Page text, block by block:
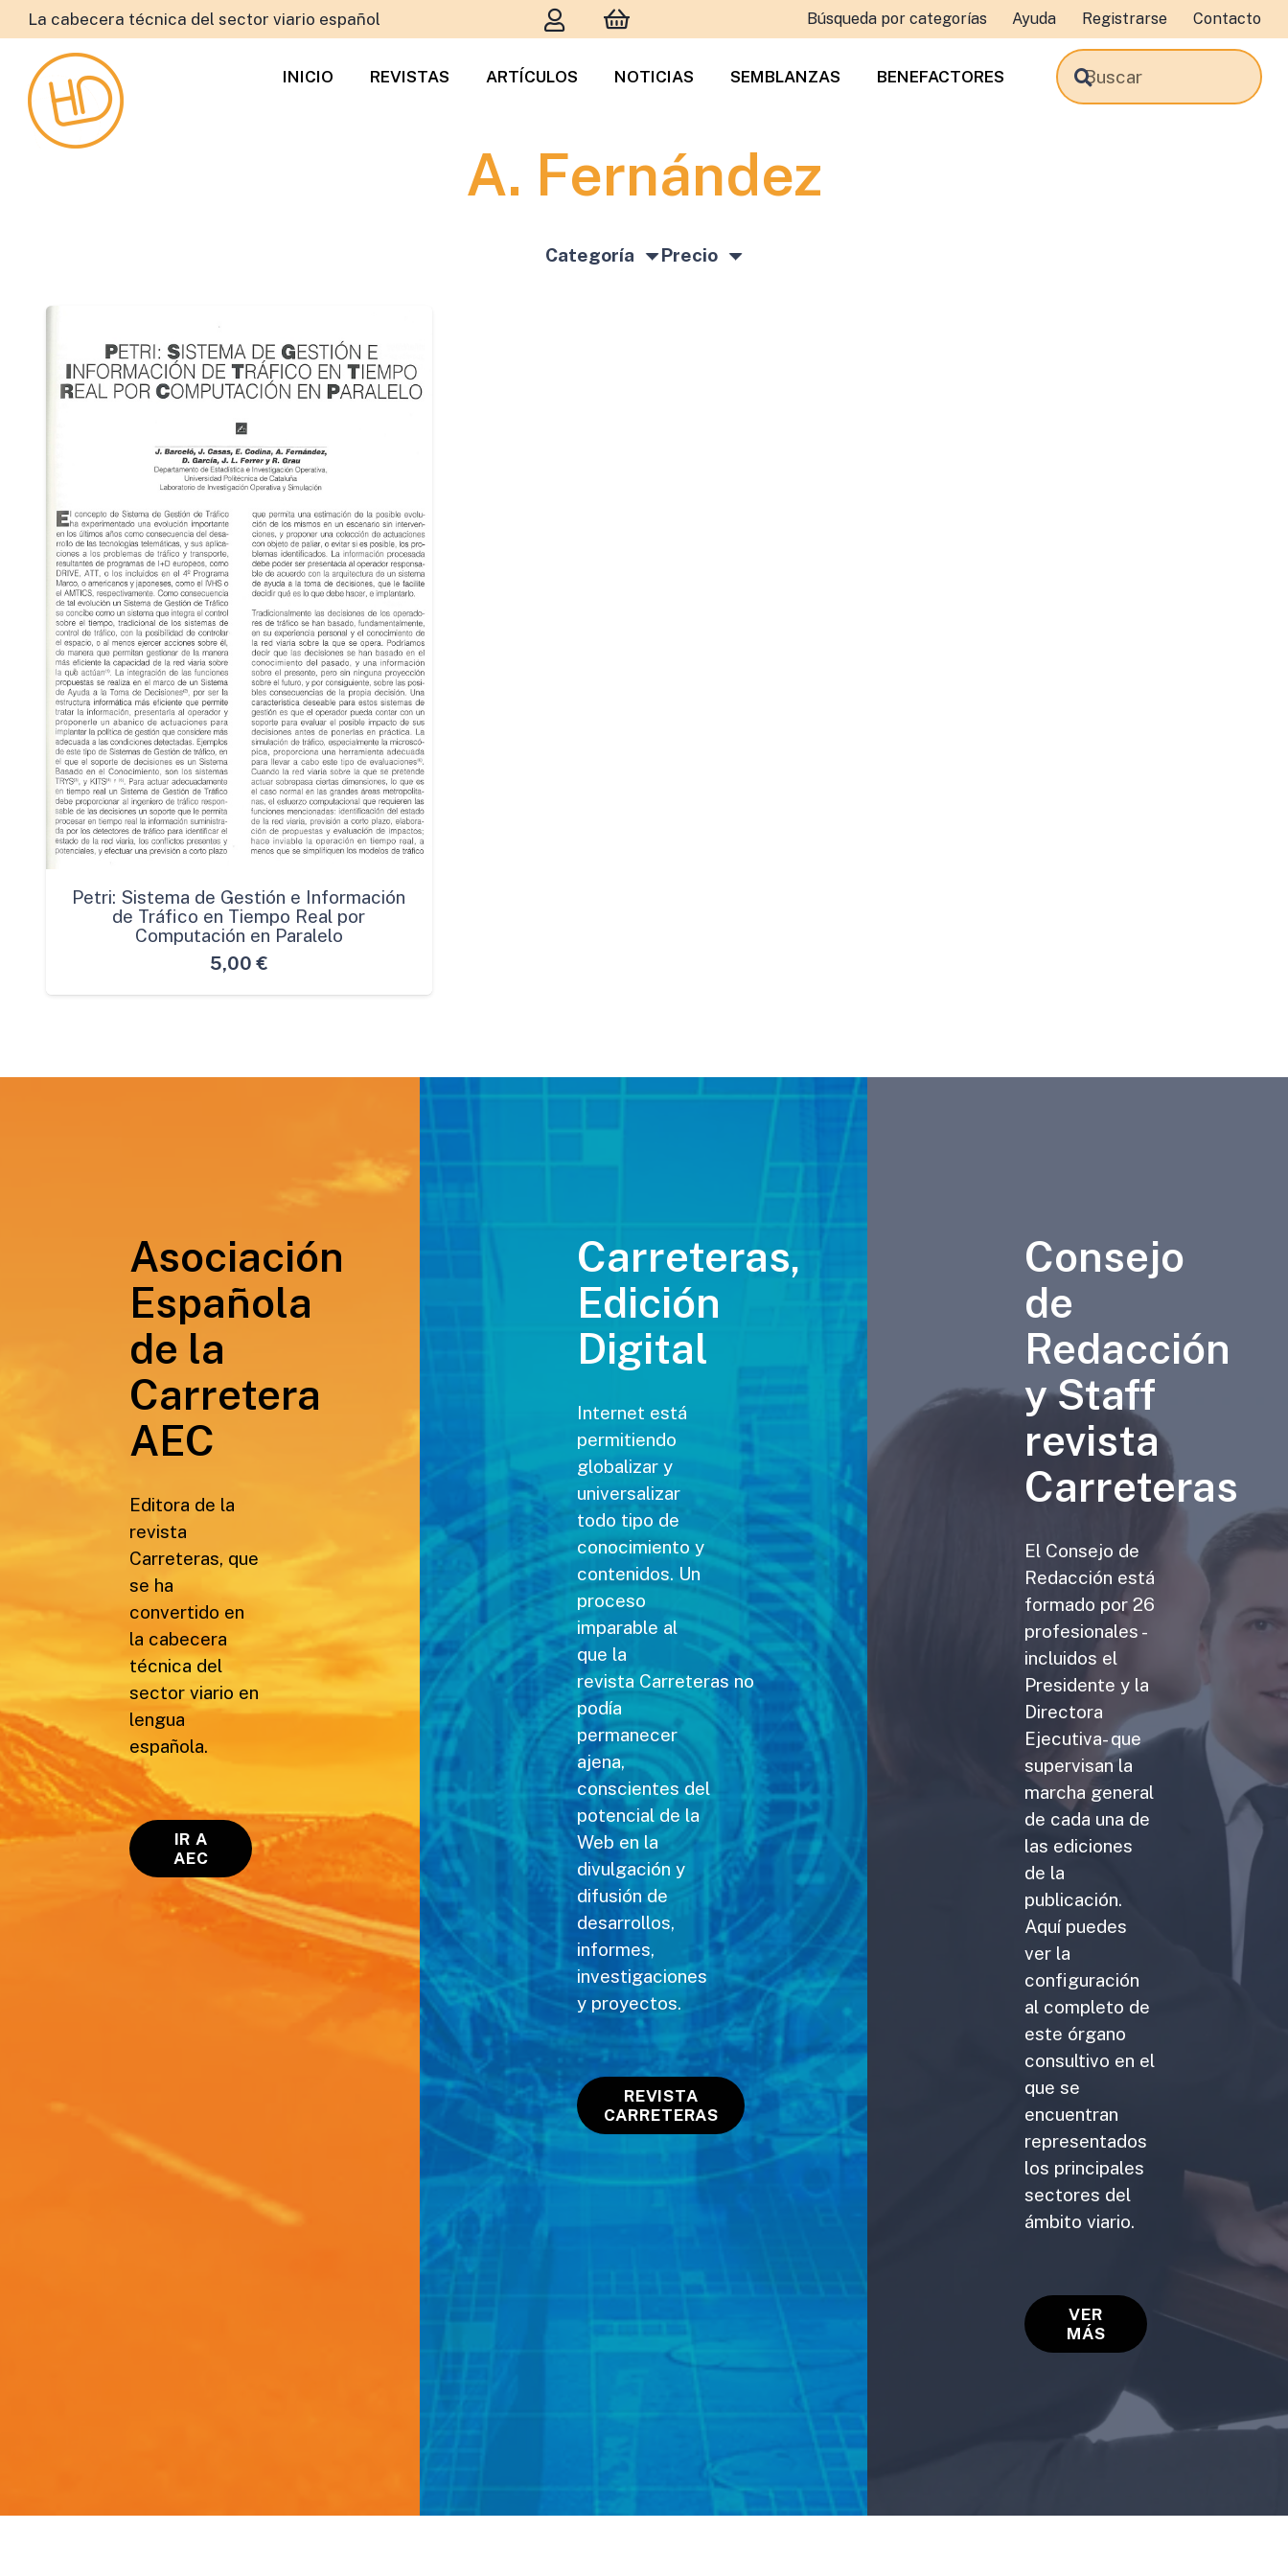
La cabecera técnica del sector viario español Búsqueda por categorías Ayuda Registrarse Contacto
INICIO REVISTAS ARTÍCULOS NOTICIAS SEMBLANZAS BENEFACTORES
A. Fernández
Categoría Precio
Petri: Sistema de Gestión e Información
de Tráfico en Tiempo Real por
Computación en Paralelo
5,00 €
Asociación
Española
de la
Carretera
AEC
Editora de la
revista
Carreteras, que
se ha
convertido en
la cabecera
técnica del
sector viario en
lengua
española.
IR A
AEC
Carreteras,
Edición
Digital
Internet está
permitiendo
globalizar y
universalizar
todo tipo de
conocimiento y
contenidos. Un
proceso
imparable al
que la
revista Carreteras no
podía
permanecer
ajena,
conscientes del
potencial de la
Web en la
divulgación y
difusión de
desarrollos,
informes,
investigaciones
y proyectos.
REVISTA
CARRETERAS
Consejo
de
Redacción
y Staff
revista
Carreteras
El Consejo de
Redacción está
formado por 26
profesionales -
incluidos el
Presidente y la
Directora
Ejecutiva- que
supervisan la
marcha general
de cada una de
las ediciones
de la
publicación.
Aquí puedes
ver la
configuración
al completo de
este órgano
consultivo en el
que se
encuentran
representados
los principales
sectores del
ámbito viario.
VER
MÁS